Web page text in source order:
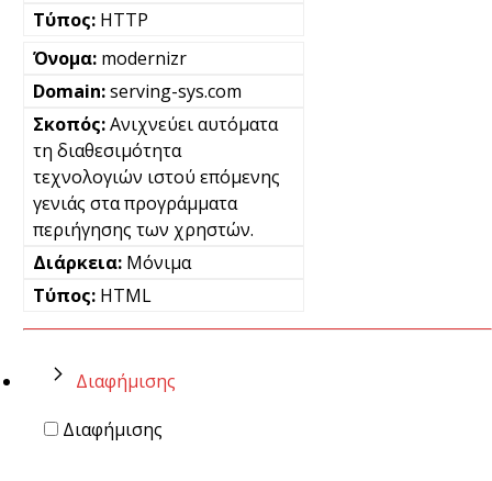
HTTP
modernizr
serving-sys.com
Ανιχνεύει αυτόματα
τη διαθεσιμότητα
τεχνολογιών ιστού επόμενης
γενιάς στα προγράμματα
περιήγησης των χρηστών.
Μόνιμα
HTML
Διαφήμισης
Διαφήμισης